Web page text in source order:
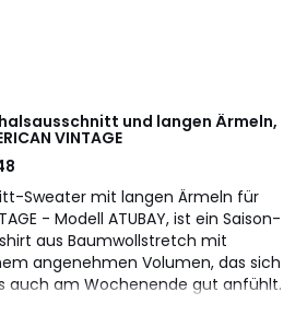
und langen Ärmeln,
VINTAGE
Sweater mit langen Ärmeln für
- Modell ATUBAY, ist ein Saison-
aus Baumwollstretch mit
angenehmen Volumen, das sich
auch am Wochenende gut anfühlt.